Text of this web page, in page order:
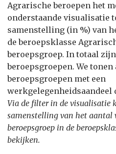
Agrarische beroepen het
onderstaande visualisatie
samenstelling (in %) van
de beroepsklasse
beroepsgroep. In totaal
beroepsgroepen. We tonen
beroepsgroepen met een
werkgelegenheidsaandeel
Via de filter in de visualisatie
samenstelling van het aantal
beroepsgroep in de
bekijken.